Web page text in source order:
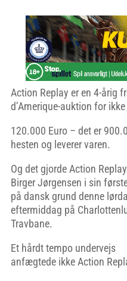
Action Replay er en 4-årig
d’Amerique-auktion for
120.000 Euro – det er
hesten og leverer varen.
Og det gjorde Action
Birger Jørgensen i sin
på dansk grund denne
eftermiddag på
Travbane.
Et hårdt tempo undervejs
anfægtede ikke Action